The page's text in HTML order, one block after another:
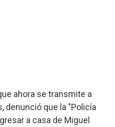
ahora se transmite a
denunció que la "Policía
a casa de Miguel